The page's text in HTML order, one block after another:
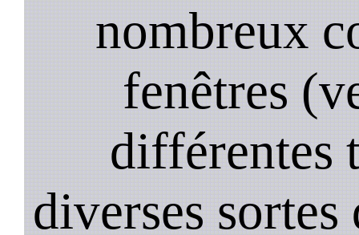
nombreux
fenêtres
différentes
diverses